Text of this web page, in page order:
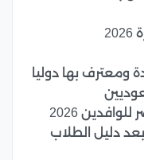
بها دوليا
2026
بعد دليل الطلاب